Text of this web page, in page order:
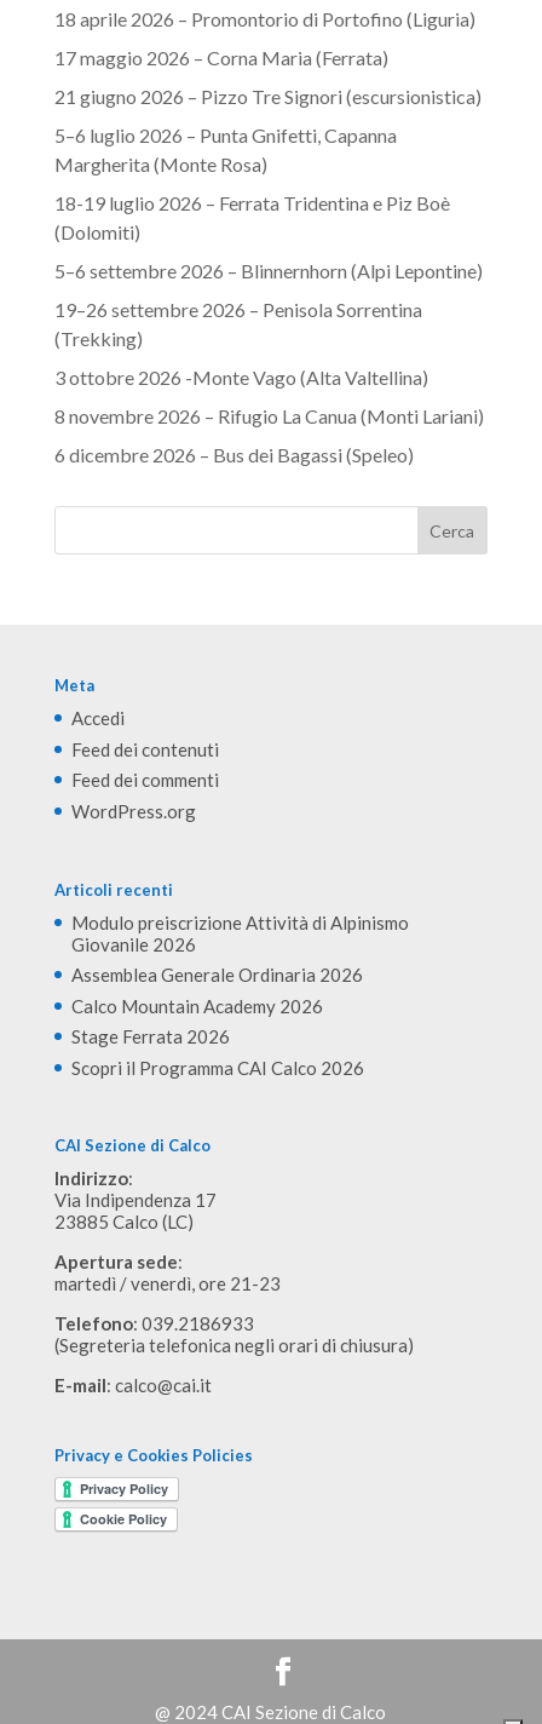
18 aprile 2026 – Promontorio di Portofino (Liguria)
17 maggio 2026 – Corna Maria (Ferrata)
21 giugno 2026 – Pizzo Tre Signori (escursionistica)
5–6 luglio 2026 – Punta Gnifetti, Capanna
Margherita (Monte Rosa)
18-19 luglio 2026 – Ferrata Tridentina e Piz Boè
(Dolomiti)
5–6 settembre 2026 – Blinnernhorn (Alpi Lepontine)
19–26 settembre 2026 – Penisola Sorrentina
(Trekking)
3 ottobre 2026 -Monte Vago (Alta Valtellina)
8 novembre 2026 – Rifugio La Canua (Monti Lariani)
6 dicembre 2026 – Bus dei Bagassi (Speleo)
Meta
Accedi
Feed dei contenuti
Feed dei commenti
WordPress.org
Articoli recenti
Modulo preiscrizione Attività di Alpinismo
Giovanile 2026
Assemblea Generale Ordinaria 2026
Calco Mountain Academy 2026
Stage Ferrata 2026
Scopri il Programma CAI Calco 2026
CAI Sezione di Calco
Indirizzo:
Via Indipendenza 17
23885 Calco (LC)
Apertura sede:
martedì / venerdì, ore 21-23
Telefono: 039.2186933
(Segreteria telefonica negli orari di chiusura)
E-mail: calco@cai.it
Privacy e Cookies Policies
@ 2024 CAI Sezione di Calco